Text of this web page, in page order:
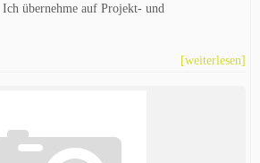
Ich übernehme auf Projekt- und
[weiterlesen]